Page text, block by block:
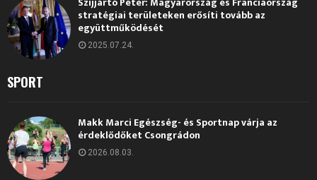
stratégiai területeken erősíti tovább az
együttműködését
2025.07.24.
SPORT
Makk Marci Egészség- és Sportnap várja az
érdeklődőket Csongrádon
2026.08.03.